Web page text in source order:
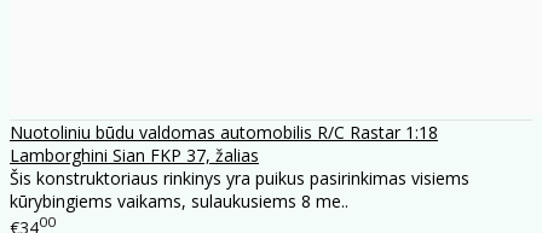
Nuotoliniu būdu valdomas automobilis R/C Rastar 1:18
Lamborghini Sian FKP 37, žalias
Šis konstruktoriaus rinkinys yra puikus pasirinkimas visiems
kūrybingiems vaikams, sulaukusiems 8 me..
€3400